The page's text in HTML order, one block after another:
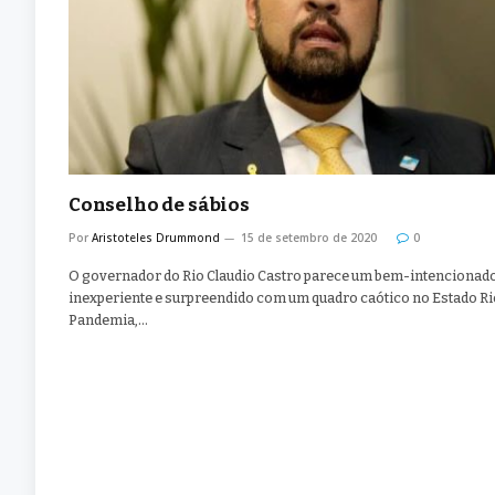
Conselho de sábios
Por Aristoteles Drummond 15 de setembro de 2020 0
O governador do Rio Claudio Castro parece um bem-
inexperiente e surpreendido com um quadro caótico no Estado
Pandemia,…